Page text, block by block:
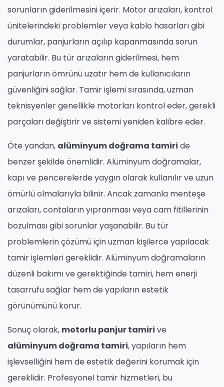
sorunların giderilmesini içerir. Motor arızaları, kontrol
ünitelerindeki problemler veya kablo hasarları gibi
durumlar, panjurların açılıp kapanmasında sorun
yaratabilir. Bu tür arızaların giderilmesi, hem
panjurların ömrünü uzatır hem de kullanıcıların
güvenliğini sağlar. Tamir işlemi sırasında, uzman
teknisyenler genellikle motorları kontrol eder, gerekli
parçaları değiştirir ve sistemi yeniden kalibre eder.
Öte yandan, alüminyum doğrama tamiri de
benzer şekilde önemlidir. Alüminyum doğramalar,
kapı ve pencerelerde yaygın olarak kullanılır ve uzun
ömürlü olmalarıyla bilinir. Ancak zamanla menteşe
arızaları, contaların yıpranması veya cam fitillerinin
bozulması gibi sorunlar yaşanabilir. Bu tür
problemlerin çözümü için uzman kişilerce yapılacak
tamir işlemleri gereklidir. Alüminyum doğramaların
düzenli bakımı ve gerektiğinde tamiri, hem enerji
tasarrufu sağlar hem de yapıların estetik
görünümünü korur.
Sonuç olarak, motorlu panjur tamiri ve
alüminyum doğrama tamiri, yapıların hem
işlevselliğini hem de estetik değerini korumak için
gereklidir. Profesyonel tamir hizmetleri, bu